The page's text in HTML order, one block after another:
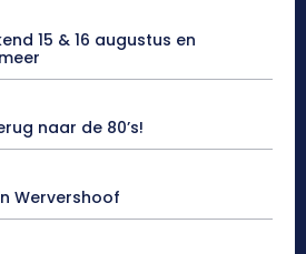
15 & 16 augustus en
naar de 80’s!
Wervershoof